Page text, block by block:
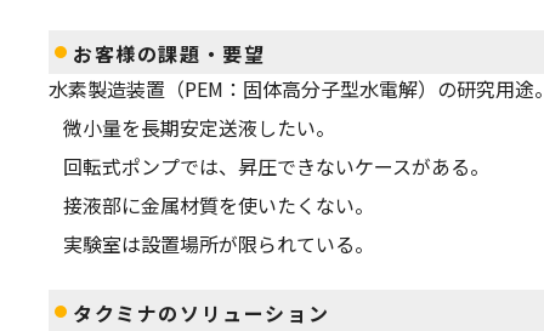
お客様の課題・要望
水素製造装置（PEM：固体高分子型水電解）の研究用
微小量を長期安定送液したい。
回転式ポンプでは、昇圧できないケースがある。
接液部に金属材質を使いたくない。
実験室は設置場所が限られている。
タクミナのソリューション